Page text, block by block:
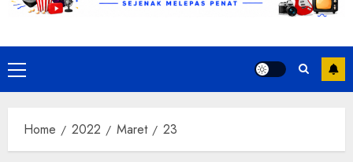
Primary
Menu
Home 2022 Maret 23